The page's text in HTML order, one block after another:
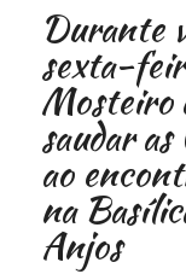
Durante
sexta-
Mosteiro
saudar
ao
na
Anjos